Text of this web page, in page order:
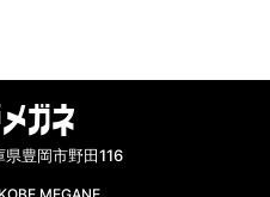
豊岡市野田116